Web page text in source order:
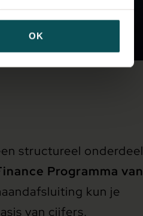
OK
structureel onderdeel
Programma van
kun je
van cijfers.